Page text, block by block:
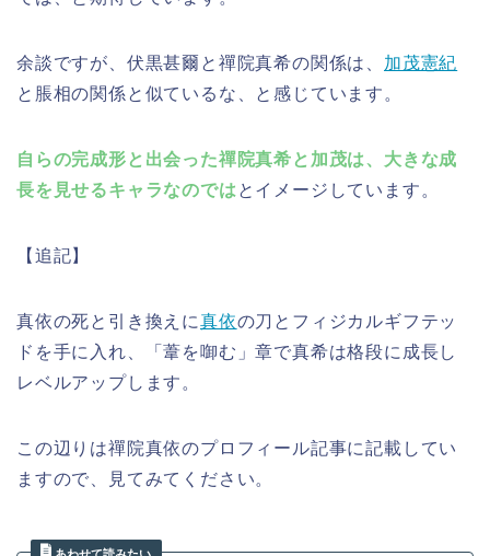
余談ですが、伏黒甚爾と禪院真希の関係は、 加茂憲紀
と脹相の関係と似ているな、と感じています。
自らの完成形と出会った禪院真希と加茂は、大きな成
長を見せるキャラなのでは とイメージしています。
【追記】
真依の死と引き換えに真依の刀とフィジカルギフテッ
ドを手に入れ、「葦を啣む」章で真希は格段に成長し
レベルアップします。
この辺りは禪院真依のプロフィール記事に記載してい
ますので、見てみてください。